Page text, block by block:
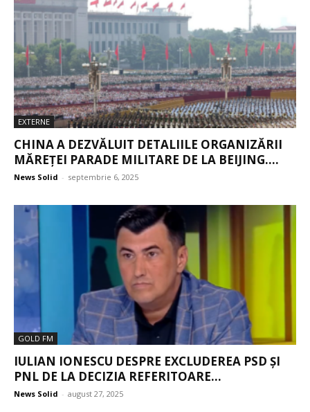
EXTERNE
CHINA A DEZVĂLUIT DETALIILE ORGANIZĂRII
MĂREȚEI PARADE MILITARE DE LA BEIJING....
News Solid - septembrie 6, 2025
GOLD FM
IULIAN IONESCU DESPRE EXCLUDEREA PSD ȘI
PNL DE LA DECIZIA REFERITOARE...
News Solid - august 27, 2025